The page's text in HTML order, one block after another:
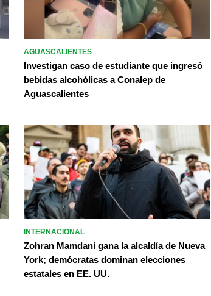
AGUASCALIENTES
Investigan caso de estudiante que ingresó
bebidas alcohólicas a Conalep de
Aguascalientes
INTERNACIONAL
Zohran Mamdani gana la alcaldía de Nueva
York; demócratas dominan elecciones
estatales en EE. UU.